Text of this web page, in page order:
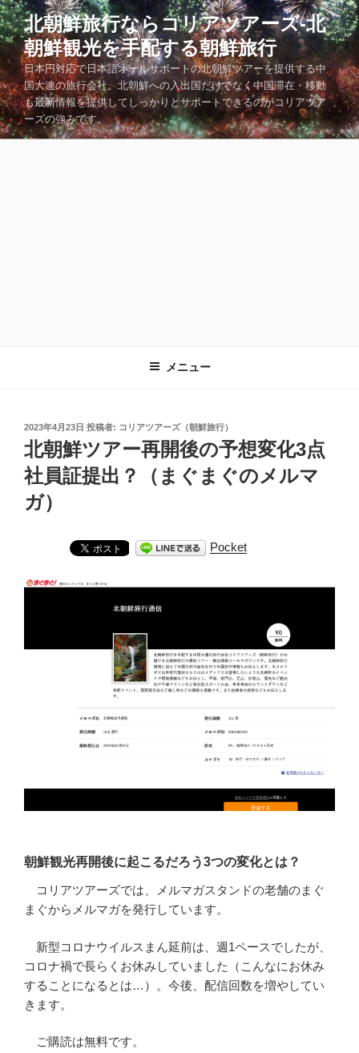
コ
ン
テ
ン
ツ
へ
ス
キ
北朝鮮旅行ならコリアツアーズ-北
朝鮮観光を手配する朝鮮旅行
日本円対応で日本語オールサポートの北朝鮮ツアーを提供する中
国大連の旅行会社。北朝鮮への入出国だけでなく中国滞在・移動
も最新情報を提供してしっかりとサポートできるのがコリアツア
ーズの強みです。
メニュー
投
稿
日:
2023年4月23日 投稿者: コリアツアーズ（朝鮮旅行）
北朝鮮ツアー再開後の予想変化3点
社員証提出？（まぐまぐのメルマ
ガ）
Pocket
朝鮮観光再開後に起こるだろう3つの変化とは？
コリアツアーズでは、メルマガスタンドの老舗のまぐ
まぐからメルマガを発行しています。
新型コロナウイルスまん延前は、週1ペースでしたが、
コロナ禍で長らくお休みしていました（こんなにお休み
することになるとは…）。今後、配信回数を増やしてい
きます。
ご購読は無料です。